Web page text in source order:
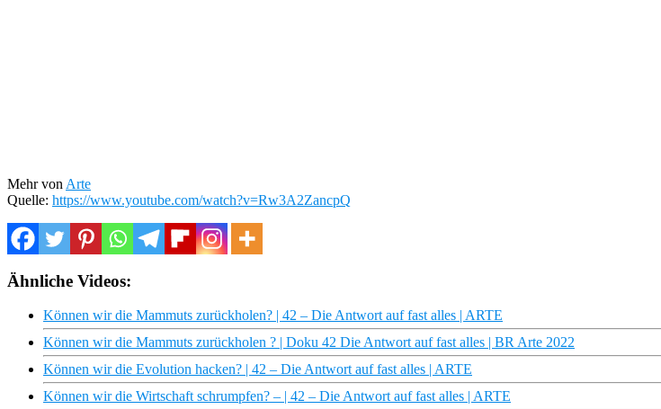
Mehr von Arte
Quelle: https://www.youtube.com/watch?v=Rw3A2ZancpQ
Ähnliche Videos:
Können wir die Mammuts zurückholen? | 42 – Die Antwort auf fast alles | ARTE
Können wir die Mammuts zurückholen ? | Doku 42 Die Antwort auf fast alles | BR Arte 2022
Können wir die Evolution hacken? | 42 – Die Antwort auf fast alles | ARTE
Können wir die Wirtschaft schrumpfen? – | 42 – Die Antwort auf fast alles | ARTE